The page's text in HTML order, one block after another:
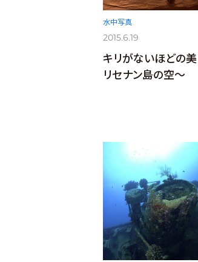
水中写真
2015.6.19
キリがないほどの美
リセナン島の空～